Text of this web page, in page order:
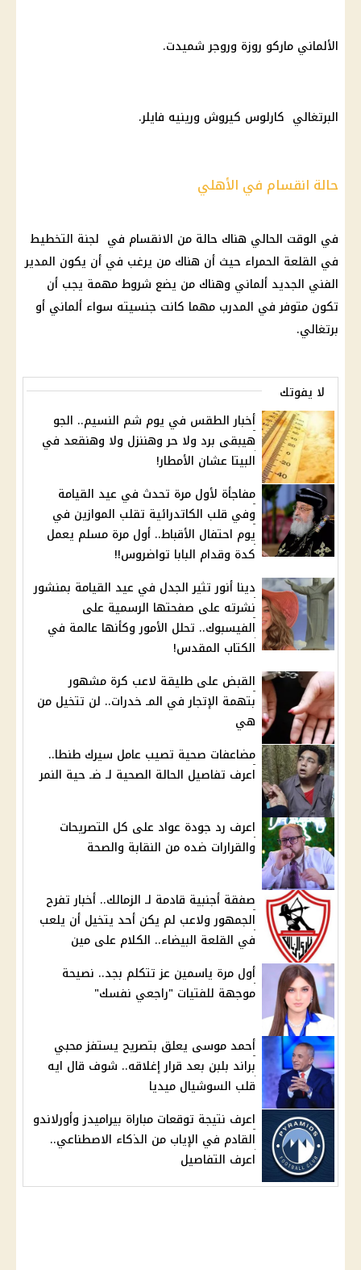
الألماني ماركو روزة وروجر شميدت.
البرتغالي كارلوس كيروش ورينيه فايلر.
حالة انقسام في الأهلي
في الوقت الحالي هناك حالة من الانقسام في لجنة التخطيط
في القلعة الحمراء حيث أن هناك من يرغب في أن يكون المدير
الفني الجديد ألماني وهناك من يضع شروط مهمة يجب أن
تكون متوفر في المدرب مهما كانت جنسيته سواء ألماني أو
برتغالي.
لا يفوتك
أخبار الطقس في يوم شم النسيم.. الجو
هيبقى برد ولا حر وهننزل ولا وهنقعد في
البيتا عشان الأمطار!
مفاجأة لأول مرة تحدث في عيد القيامة
وفي قلب الكاتدرائية تقلب الموازين في
يوم احتفال الأقباط.. أول مرة مسلم يعمل
كدة وقدام البابا تواضروس!!
دينا أنور تثير الجدل في عيد القيامة بمنشور
نشرته على صفحتها الرسمية على
الفيسبوك.. تحلل الأمور وكأنها عالمة في
الكتاب المقدس!
القبض على طليقة لاعب كرة مشهور
بتهمة الإتجار في المـ خدرات.. لن تتخيل من
هي
مضاعفات صحية تصيب عامل سيرك طنطا..
اعرف تفاصيل الحالة الصحية لـ ضـ حية النمر
اعرف رد جودة عواد على كل التصريحات
والقرارات ضده من النقابة والصحة
صفقة أجنبية قادمة لـ الزمالك.. أخبار تفرح
الجمهور ولاعب لم يكن أحد يتخيل أن يلعب
في القلعة البيضاء.. الكلام على مين
أول مرة ياسمين عز تتكلم بجد.. نصيحة
موجهة للفتيات "راجعي نفسك"
أحمد موسى يعلق بتصريح يستفز محبي
براند بلبن بعد قرار إغلاقه.. شوف قال ايه
قلب السوشيال ميديا
اعرف نتيجة توقعات مباراة بيراميدز وأورلاندو
القادم في الإياب من الذكاء الاصطناعي..
اعرف التفاصيل